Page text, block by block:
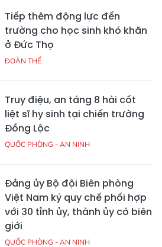
Tiếp thêm động lực đến
trường cho học sinh khó khăn
ở Đức Thọ
ĐOÀN THỂ
Truy điệu, an táng 8 hài cốt
liệt sĩ hy sinh tại chiến trường
Đồng Lộc
QUỐC PHÒNG - AN NINH
Đảng ủy Bộ đội Biên phòng
Việt Nam ký quy chế phối hợp
với 30 tỉnh ủy, thành ủy có biên
giới
QUỐC PHÒNG - AN NINH